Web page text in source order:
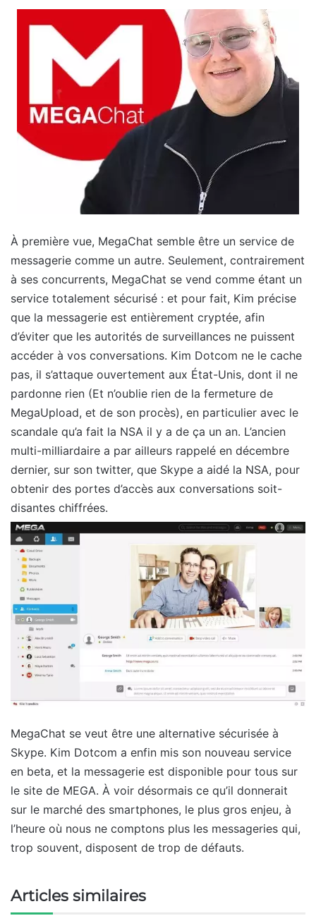
À première vue, MegaChat semble être un service de
messagerie comme un autre. Seulement, contrairement
à ses concurrents, MegaChat se vend comme étant un
service totalement sécurisé : et pour fait, Kim précise
que la messagerie est entièrement cryptée, afin
d’éviter que les autorités de surveillances ne puissent
accéder à vos conversations. Kim Dotcom ne le cache
pas, il s’attaque ouvertement aux État-Unis, dont il ne
pardonne rien (Et n’oublie rien de la fermeture de
MegaUpload, et de son procès), en particulier avec le
scandale qu’a fait la NSA il y a de ça un an. L’ancien
multi-milliardaire a par ailleurs rappelé en décembre
dernier, sur son twitter, que Skype a aidé la NSA, pour
obtenir des portes d’accès aux conversations soit-
disantes chiffrées.
MegaChat se veut être une alternative sécurisée à
Skype. Kim Dotcom a enfin mis son nouveau service
en beta, et la messagerie est disponible pour tous sur
le site de MEGA. À voir désormais ce qu’il donnerait
sur le marché des smartphones, le plus gros enjeu, à
l’heure où nous ne comptons plus les messageries qui,
trop souvent, disposent de trop de défauts.
Articles similaires